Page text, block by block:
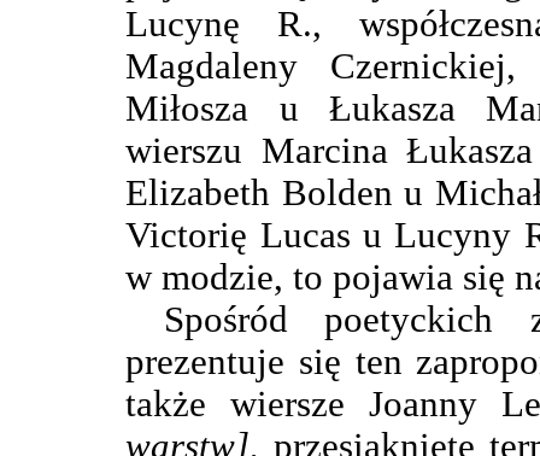
Lucynę R.,
Magdaleny
Miłosza u Łukasza
wierszu Marcina
Elizabeth Bolden u
Victorię Lucas u Lucyny
w modzie, to pojawia się
Spośród poetyckich
prezentuje się ten
także wiersze Joanny
warstw], przesiąknięte